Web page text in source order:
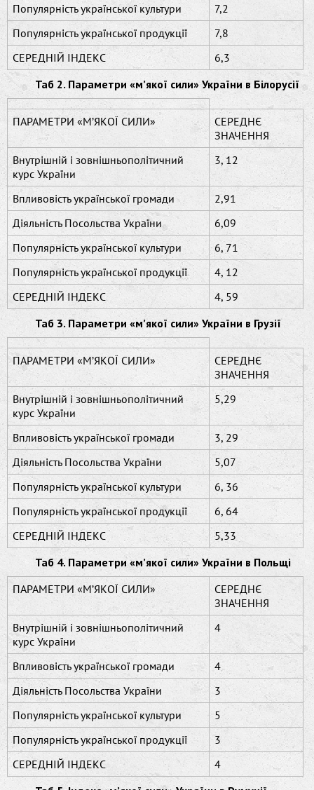
Популярність української культури
7,2
Популярність української продукції
7,8
СЕРЕДНІЙ ІНДЕКС
6,3
Таб 2. Параметри «м’якої сили» України в Білорусії
ПАРАМЕТРИ «М’ЯКОЇ СИЛИ»
СЕРЕДНЄ
ЗНАЧЕННЯ
Внутрішній і зовнішньополітичний
курс України
3, 12
Впливовість української громади
2,91
Діяльність Посольства України
6,09
Популярність української культури
6, 71
Популярність української продукції
4, 12
СЕРЕДНІЙ ІНДЕКС
4, 59
Таб 3. Параметри «м’якої сили» України в Грузії
ПАРАМЕТРИ «М’ЯКОЇ СИЛИ»
СЕРЕДНЄ
ЗНАЧЕННЯ
Внутрішній і зовнішньополітичний
курс України
5,29
Впливовість української громади
3, 29
Діяльність Посольства України
5,07
Популярність української культури
6, 36
Популярність української продукції
6, 64
СЕРЕДНІЙ ІНДЕКС
5,33
Таб 4. Параметри «м’якої сили» України в Польщі
ПАРАМЕТРИ «М’ЯКОЇ СИЛИ»
СЕРЕДНЄ
ЗНАЧЕННЯ
Внутрішній і зовнішньополітичний
курс України
4
Впливовість української громади
4
Діяльність Посольства України
3
Популярність української культури
5
Популярність української продукції
3
СЕРЕДНІЙ ІНДЕКС
4